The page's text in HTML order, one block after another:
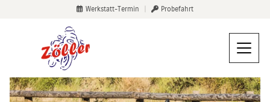
Werkstatt-Termin Probefahrt